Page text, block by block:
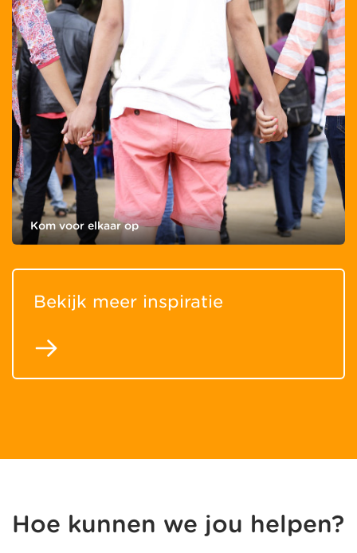
Kom voor elkaar op
Bekijk meer inspiratie
Hoe kunnen we jou helpen?